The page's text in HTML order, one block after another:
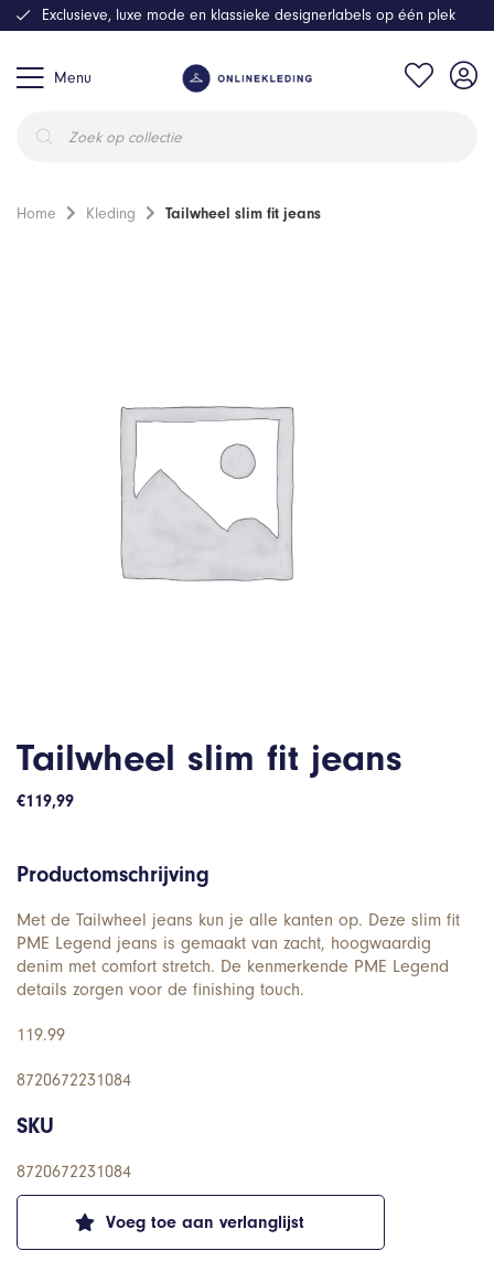
Menu
zoeken
Exclusieve, luxe mode en klassieke designerlabels op één plek
Home Kleding Tailwheel slim fit jeans
Tailwheel slim fit jeans
€119,99
Voeg toe aan verlanglijst
Productomschrijving
Met de Tailwheel jeans kun je alle kanten op. Deze slim fit
PME Legend jeans is gemaakt van zacht, hoogwaardig
denim met comfort stretch. De kenmerkende PME Legend
details zorgen voor de finishing touch.
119.99
8720672231084
SKU
8720672231084